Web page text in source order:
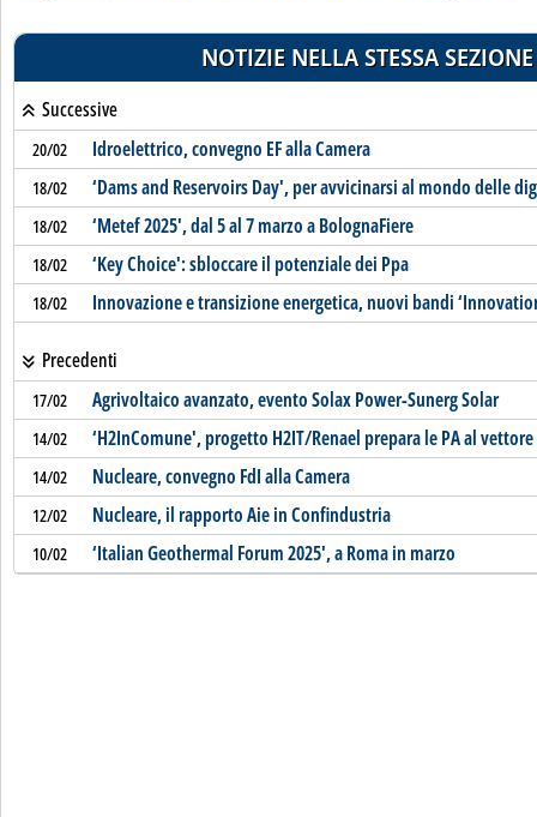
NOTIZIE NELLA STESSA SEZIONE
Successive
20/02 Idroelettrico, convegno EF alla Camera
18/02 ‘Dams and Reservoirs Day', per avvicinarsi al mondo delle
18/02 ‘Metef 2025', dal 5 al 7 marzo a BolognaFiere
18/02 ‘Key Choice': sbloccare il potenziale dei Ppa
18/02 Innovazione e transizione energetica, nuovi bandi
Precedenti
17/02 Agrivoltaico avanzato, evento Solax Power-Sunerg Solar
14/02 ‘H2InComune', progetto H2IT/Renael prepara le PA al
14/02 Nucleare, convegno FdI alla Camera
12/02 Nucleare, il rapporto Aie in Confindustria
10/02 ‘Italian Geothermal Forum 2025', a Roma in marzo